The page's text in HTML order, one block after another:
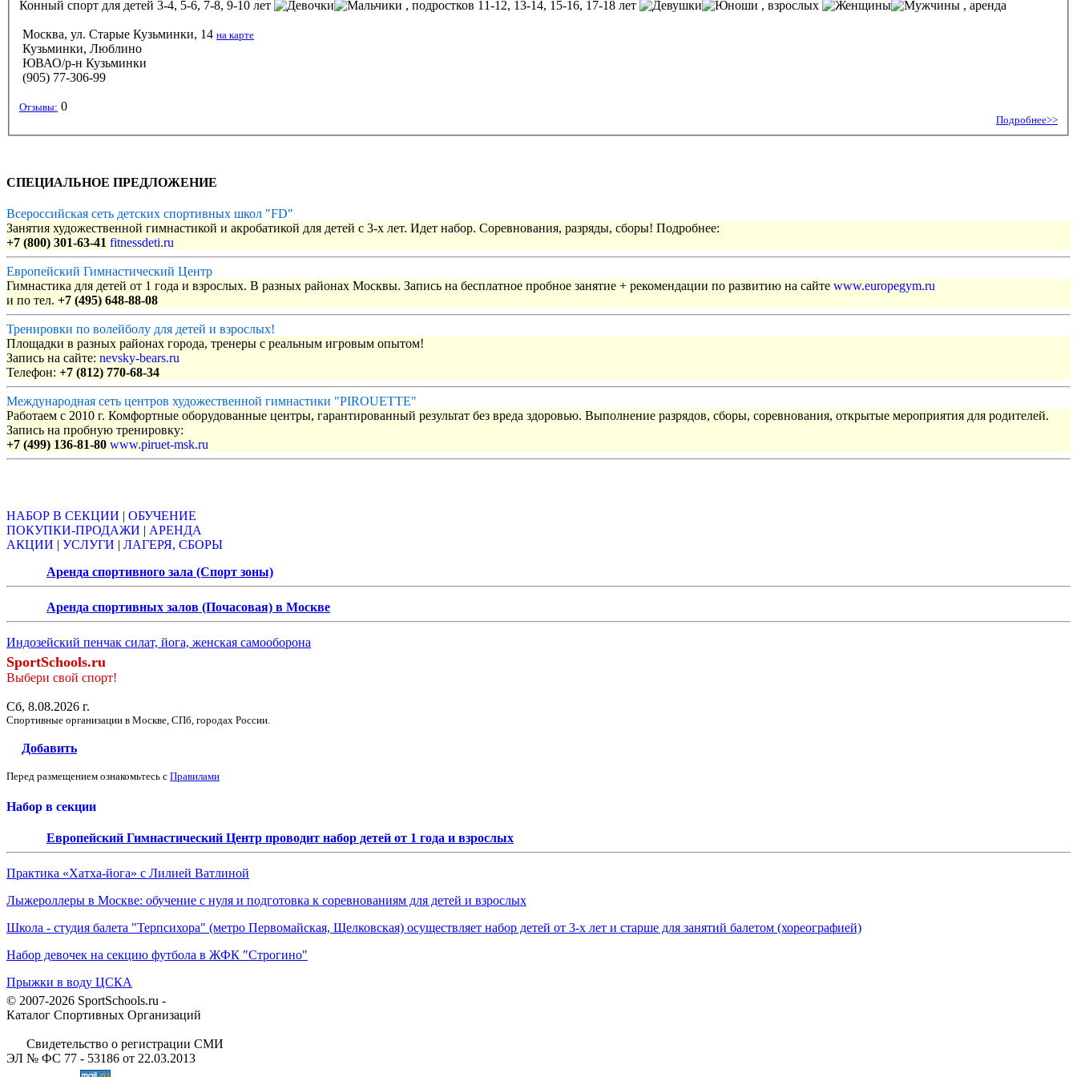
Конный спорт для детей 3-4, 5-6, 7-8, 9-10 лет , подростков 11-12, 13-14, 15-16, 17-18 лет , взрослых , аренда
Москва, ул. Старые Кузьминки, 14 на карте
Кузьминки, Люблино
ЮВАО/р-н Кузьминки
(905) 77-306-99
Отзывы: 0
Подробнее>>
СПЕЦИАЛЬНОЕ ПРЕДЛОЖЕНИЕ
Всероссийская сеть детских спортивных школ "FD"
Занятия художественной гимнастикой и акробатикой для детей с 3-х лет. Идет набор. Соревнования, разряды, сборы! Подробнее:
+7 (800) 301-63-41 fitnessdeti.ru
Европейский Гимнастический Центр
Гимнастика для детей от 1 года и взрослых. В разных районах Москвы. Запись на бесплатное пробное занятие + рекомендации по развитию на сайте www.europegym.ru
и по тел. +7 (495) 648-88-08
Тренировки по волейболу для детей и взрослых!
Площадки в разных районах города, тренеры с реальным игровым опытом!
Запись на сайте: nevsky-bears.ru
Телефон: +7 (812) 770-68-34
Международная сеть центров художественной гимнастики "PIROUETTE"
Работаем с 2010 г. Комфортные оборудованные центры, гарантированный результат без вреда здоровью. Выполнение разрядов, сборы, соревнования, открытые мероприятия для родителей.
Запись на пробную тренировку:
+7 (499) 136-81-80 www.piruet-msk.ru
НАБОР В СЕКЦИИ | ОБУЧЕНИЕ
ПОКУПКИ-ПРОДАЖИ | АРЕНДА
АКЦИИ | УСЛУГИ | ЛАГЕРЯ, СБОРЫ
Аренда спортивного зала (Спорт зоны)
Аренда спортивных залов (Почасовая) в Москве
Индозейский пенчак силат, йога, женская самооборона
SportSchools.ru
Выбери свой спорт!
Сб, 8.08.2026 г.
Спортивные организации в Москве, СПб, городах России.
Добавить
Перед размещением ознакомьтесь с Правилами
Набор в секции
Европейский Гимнастический Центр проводит набор детей от 1 года и взрослых
Практика «Хатха-йога» с Лилией Ватлиной
Лыжероллеры в Москве: обучение с нуля и подготовка к соревнованиям для детей и взрослых
Школа - студия балета "Терпсихора" (метро Первомайская, Щелковская) осуществляет набор детей от 3-х лет и старше для занятий балетом (хореографией)
Набор девочек на секцию футбола в ЖФК "Строгино"
Прыжки в воду ЦСКА
© 2007-2026 SportSchools.ru -
Каталог Спортивных Организаций
Свидетельство о регистрации СМИ
ЭЛ № ФС 77 - 53186 от 22.03.2013